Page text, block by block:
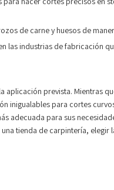
de carne y huesos de
las industrias de fabricación
aplicación prevista. Mientras
inigualables para cortes
adecuada para sus
tienda de carpintería, elegir